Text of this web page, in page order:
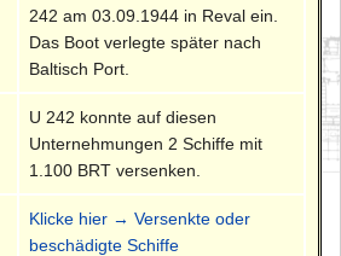
242 am 03.09.1944 in Reval ein.
Das Boot verlegte später nach
Baltisch Port.
U 242 konnte auf diesen
Unternehmungen 2 Schiffe mit
1.100 BRT versenken.
Klicke hier → Versenkte oder
beschädigte Schiffe